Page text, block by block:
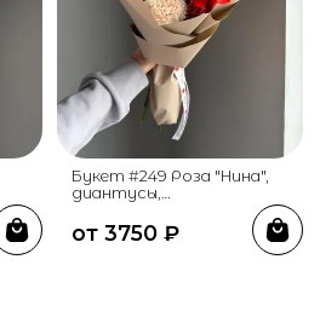
Букет #249 Роза "Нина",
диантусы,
от 3750 ₽